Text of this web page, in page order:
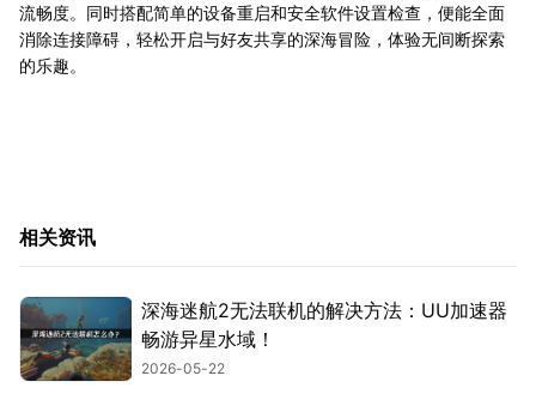
流畅度。同时搭配简单的设备重启和安全软件设置检查，便能全面
消除连接障碍，轻松开启与好友共享的深海冒险，体验无间断探索
的乐趣。
相关资讯
深海迷航2无法联机的解决方法：UU加速器
畅游异星水域！
2026-05-22